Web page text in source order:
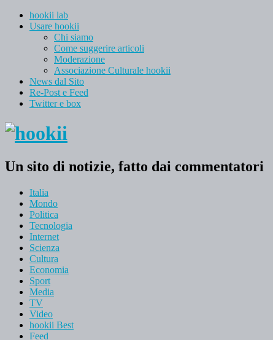
hookii lab
Usare hookii
Chi siamo
Come suggerire articoli
Moderazione
Associazione Culturale hookii
News dal Sito
Re-Post e Feed
Twitter e box
Un sito di notizie, fatto dai commentatori
Italia
Mondo
Politica
Tecnologia
Internet
Scienza
Cultura
Economia
Sport
Media
TV
Video
hookii Best
Feed